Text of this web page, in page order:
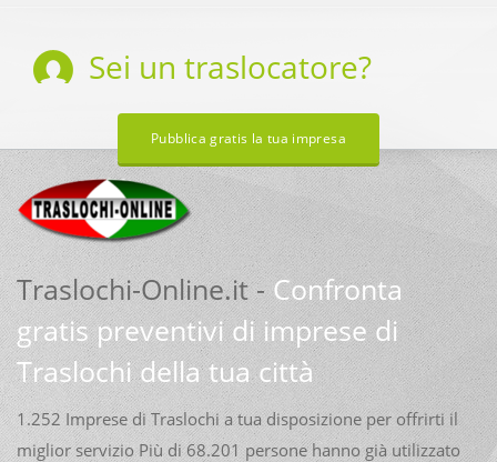
Sei un traslocatore?
Pubblica gratis la tua impresa
Traslochi-Online.it -Confronta
gratis preventivi di imprese di
Traslochi della tua città
1.252 Imprese di Traslochi a tua disposizione per offrirti il
miglior servizio Più di 68.201 persone hanno già utilizzato